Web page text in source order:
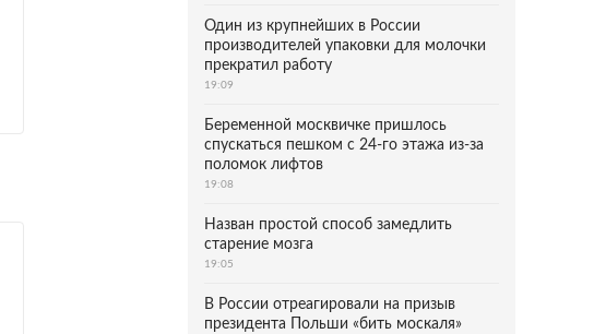
Один из крупнейших в России
производителей упаковки для молочки
прекратил работу
19:09
Беременной москвичке пришлось
спускаться пешком с 24-го этажа из-за
поломок лифтов
19:08
Назван простой способ замедлить
старение мозга
19:05
В России отреагировали на призыв
президента Польши «бить москаля»